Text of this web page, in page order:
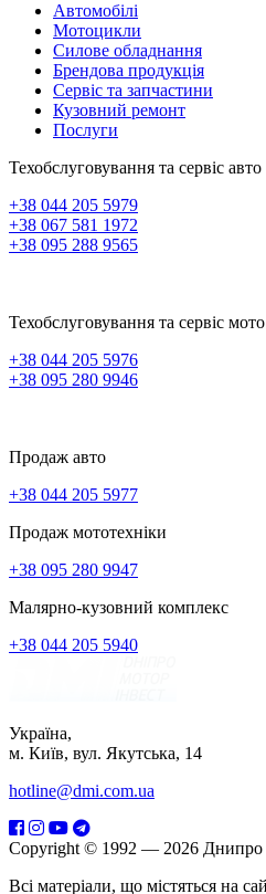
Автомобілі
Мотоцикли
Силове обладнання
Брендова продукція
Сервіс та запчастини
Кузовний ремонт
Послуги
Техобслуговування та сервіс авто
+38 044 205 5979
+38 067 581 1972
+38 095 288 9565
Техобслуговування та сервіс мото
+38 044 205 5976
+38 095 280 9946
Продаж авто
+38 044 205 5977
Продаж мототехніки
+38 095 280 9947
Малярно-кузовний комплекс
+38 044 205 5940
Україна,
м. Київ, вул. Якутська, 14
hotline@dmi.com.ua
Copyright © 1992 — 2026
Всі матеріали, що містяться на